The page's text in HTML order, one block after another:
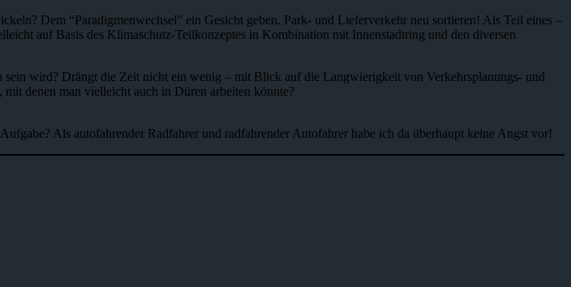
Dem “Paradigmenwechsel” ein Gesicht geben. Park- und Lieferverkehr neu sortieren! Als Teil eines –
auf Basis des Klimaschutz-Teilkonzeptes in Kombination mit Innenstadtring und den diversen
wird? Drängt die Zeit nicht ein wenig – mit Blick auf die Langwierigkeit von Verkehrsplanungs- und
denen man vielleicht auch in Düren arbeiten könnte?
Als autofahrender Radfahrer und radfahrender Autofahrer habe ich da überhaupt keine Angst vor!